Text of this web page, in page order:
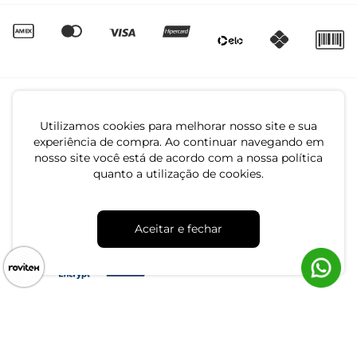
Utilizamos cookies para melhorar nosso site e sua
experiência de compra. Ao continuar navegando em
nosso site você está de acordo com a nossa política
quanto a utilização de cookies.
Aceitar e fechar
CNPJ: 79.233.672/0001-05
Av. Maria Marangoni, 391 - 89129-080 - Luiz Alves - SC